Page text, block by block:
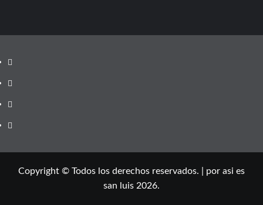
Copyright © Todos los derechos reservados.
por asi es
san luis 2026.